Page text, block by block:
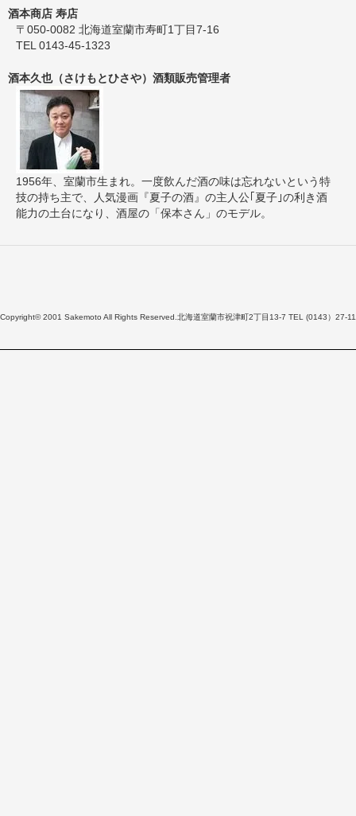
酒本商店 寿店
〒050-0082 北海道室蘭市寿町1丁目7-16
TEL 0143-45-1323
酒本久也（さけもとひさや）酒類販売管理者
1956年、室蘭市生まれ。一度飲んだ酒の味は忘れないという特
技の持ち主で、人気漫画『夏子の酒』の主人公｢夏子｣の利き酒
能力の土台になり、酒屋の「保本さん」のモデル。
Copyright© 2001 Sakemoto All Rights Reserved.北海道室蘭市祝津町2丁目13-7 TEL (0143）27-